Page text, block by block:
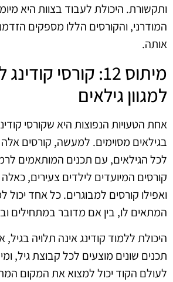
ותקשורת. היכולת לעבוד בצוות היא
המודרני, והקורסים הללו מספקים
אותה.
מיתוס 12: קורסי
למגוון גילאים
אחת הטעויות הנפוצות היא שקורסי
בגילאים מסוימים. למעשה, קורסים אלה
לכל הגילאים, עם תכנים המותאמים
קורסים המיועדים לילדים צעירים,
ואפילו קורסים למבוגרים. כל אחד יכול
המתאים לו, בין אם מדובר במתחילים
היכולת ללמוד קודינג אינה תלויה בגיל,
תכנים שונים מוצעים לכל קבוצת גיל, ומי
לעולם הקוד יכול למצוא את המקום